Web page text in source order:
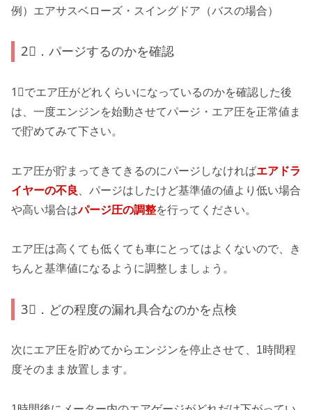
例）エアサスベローズ・スイングドア（バスの場合）
2⃣．パージするのかを確認
1⃣でエア圧がどれくらいになっているのかを確認した後
は、一度エンジンを始動させてパージ・エア圧を正常値ま
で貯めてみて下さい。
エア圧が貯まってきてきるのにパージしなければエアドラ
イヤーの不良
、パージはしたけど基準値の値より低い場合
や高い場合はパージ圧の調整を行ってください。
エア圧は高くても低くても車にとってはよくないので、き
ちんと基準値になるように調整しましょう。
3⃣．どの程度の漏れ具合なのかを点検
次にエア圧を貯めてからエンジンを停止させて、1時間程
度そのまま放置します。